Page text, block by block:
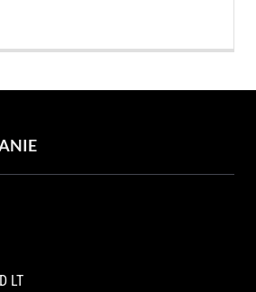
LT